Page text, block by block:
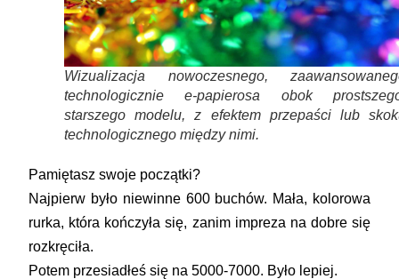
Wizualizacja nowoczesnego,
technologicznie e-papierosa obok
starszego modelu, z efektem przepaści lub
technologicznego między nimi.
Pamiętasz swoje początki?
Najpierw było niewinne 600 buchów. Mała, kolorowa
rurka, która kończyła się, zanim impreza na dobre się
rozkręciła.
Potem przesiadłeś się na 5000-7000. Było lepiej.